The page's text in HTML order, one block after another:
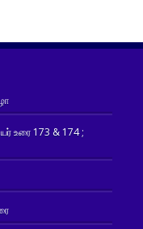
உரை 173 & 174 ;